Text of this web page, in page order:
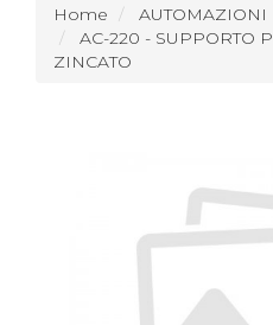
Home
AUTOMAZIONI
AC-220 - SUPPORTO
ZINCATO